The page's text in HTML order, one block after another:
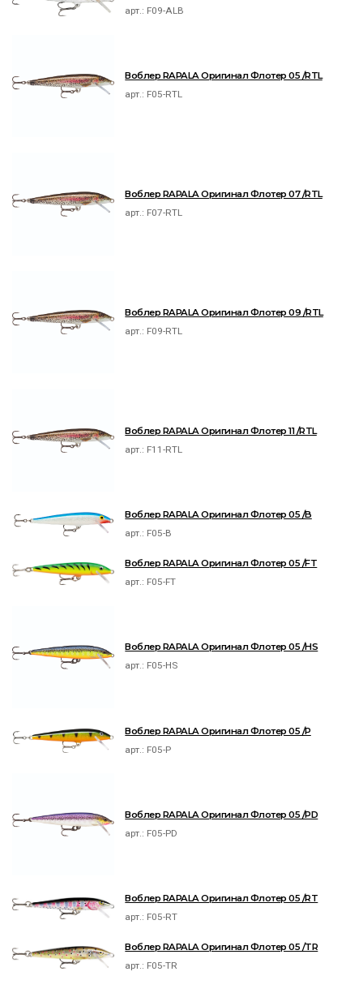
арт.: F09-ALB
Воблер RAPALA Оригинал Флотер 05 /RTL
арт.: F05-RTL
Воблер RAPALA Оригинал Флотер 07 /RTL
арт.: F07-RTL
Воблер RAPALA Оригинал Флотер 09 /RTL
арт.: F09-RTL
Воблер RAPALA Оригинал Флотер 11 /RTL
арт.: F11-RTL
Воблер RAPALA Оригинал Флотер 05 /B
арт.: F05-B
Воблер RAPALA Оригинал Флотер 05 /FT
арт.: F05-FT
Воблер RAPALA Оригинал Флотер 05 /HS
арт.: F05-HS
Воблер RAPALA Оригинал Флотер 05 /P
арт.: F05-P
Воблер RAPALA Оригинал Флотер 05 /PD
арт.: F05-PD
Воблер RAPALA Оригинал Флотер 05 /RT
арт.: F05-RT
Воблер RAPALA Оригинал Флотер 05 /TR
арт.: F05-TR